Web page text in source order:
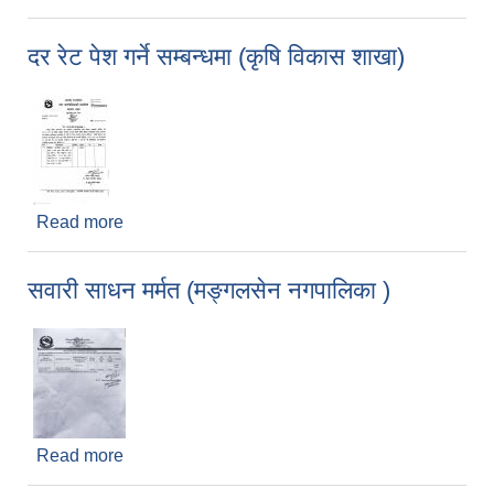
दर रेट पेश गर्ने सम्बन्धमा (कृषि विकास शाखा)
Read more
सवारी साधन मर्मत (मङ्गलसेन नगपालिका )
Read more